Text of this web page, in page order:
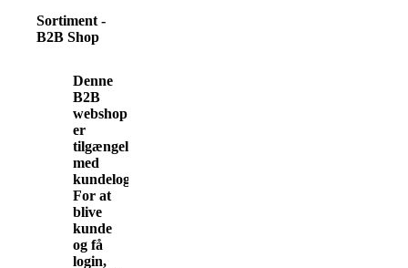
Sortiment -
B2B Shop
Denne
B2B
webshop
er
tilgængelig
med
kundelogin.
For at
blive
kunde
og få
login,